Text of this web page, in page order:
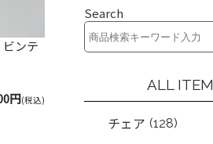
ンテ
円(税込)
Search
ALL ITEM
チェア (128)